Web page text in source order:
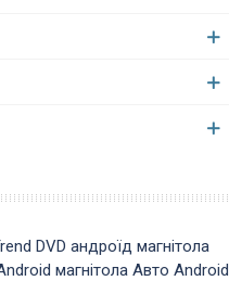
DVD андроїд магнітола
магнітола Авто Android